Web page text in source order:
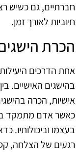
חברתיים, גם כשיש
חיוביות לאורך זמן.
הכרת
אחת הדרכים
בהישגים האישיים.
אישיות, הכרה
כאשר אדם מתמקד
בעצמו וביכולותיו.
רגעים של הצלחה,